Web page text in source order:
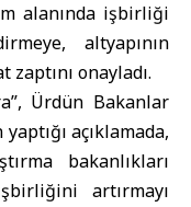
alanında işbirliği
altyapının
onayladı.
Ürdün Bakanlar
açıklamada,
bakanlıkları
artırmayı